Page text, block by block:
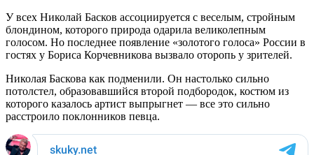
У всех Николай Басков ассоциируется с веселым, стройным
блондином, которого природа одарила великолепным
голосом. Но последнее появление «золотого голоса» России в
гостях у Бориса Корчевникова вызвало оторопь у зрителей.
Николая Баскова как подменили. Он настолько сильно
потолстел, образовавшийся второй подбородок, костюм из
которого казалось артист выпрыгнет — все это сильно
расстроило поклонников певца.